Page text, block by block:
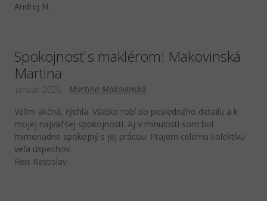
Andrej N.
Spokojnosť s maklérom: Makovinská
Martina
Martina Makovinská
január 2026
Veľmi akčná, rýchla. Všetko robí do posledného detailu a k
mojej najväčšej spokojnosti. Aj v minulosti som bol
mimoriadne spokojný s jej prácou. Prajem celému kolektívu
veľa úspechov.
Reis Rastislav